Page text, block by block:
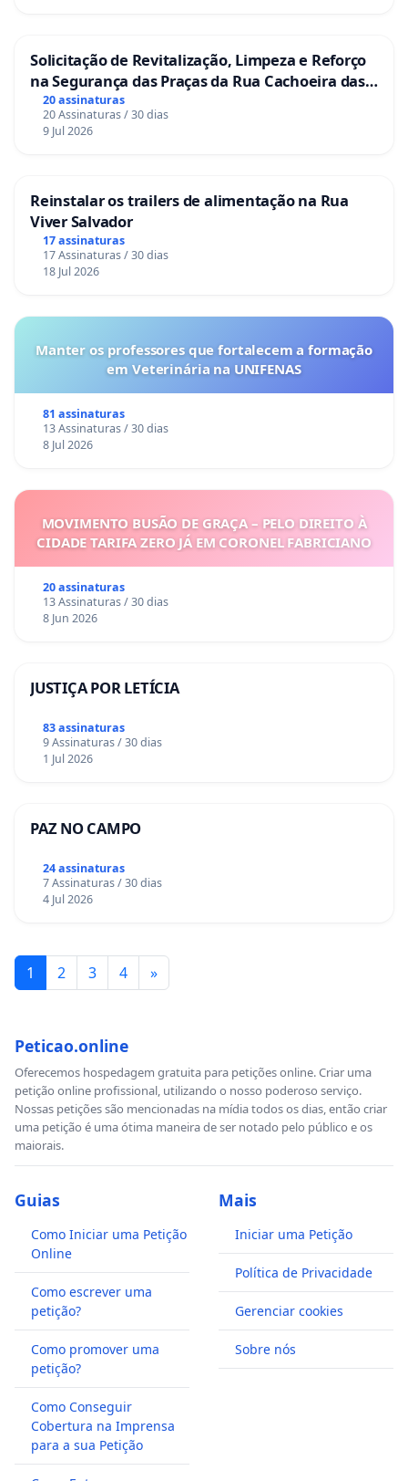
Solicitação de Revitalização, Limpeza e Reforço
na Segurança das Praças da Rua Cachoeira das
Sete Ilhas
20 assinaturas
20 Assinaturas / 30 dias
9 Jul 2026
Reinstalar os trailers de alimentação na Rua
Viver Salvador
17 assinaturas
17 Assinaturas / 30 dias
18 Jul 2026
Manter os professores que fortalecem a formação
em Veterinária na UNIFENAS
81 assinaturas
13 Assinaturas / 30 dias
8 Jul 2026
MOVIMENTO BUSÃO DE GRAÇA – PELO DIREITO À
CIDADE TARIFA ZERO JÁ EM CORONEL FABRICIANO
20 assinaturas
13 Assinaturas / 30 dias
8 Jun 2026
JUSTIÇA POR LETÍCIA
83 assinaturas
9 Assinaturas / 30 dias
1 Jul 2026
PAZ NO CAMPO
24 assinaturas
7 Assinaturas / 30 dias
4 Jul 2026
1 2 3 4 »
Peticao.online
Oferecemos hospedagem gratuita para petições online. Criar uma
petição online profissional, utilizando o nosso poderoso serviço.
Nossas petições são mencionadas na mídia todos os dias, então criar
uma petição é uma ótima maneira de ser notado pelo público e os
maiorais.
Guias
Como Iniciar uma Petição
Online
Como escrever uma
petição?
Como promover uma
petição?
Como Conseguir
Cobertura na Imprensa
para a sua Petição
Mais
Iniciar uma Petição
Política de Privacidade
Gerenciar cookies
Sobre nós